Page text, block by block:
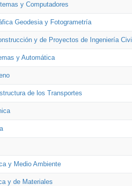
y Computadores
Geodesia y Fotogrametría
y de Proyectos de Ingeniería Civil
y Automática
de los Transportes
y Medio Ambiente
y de Materiales